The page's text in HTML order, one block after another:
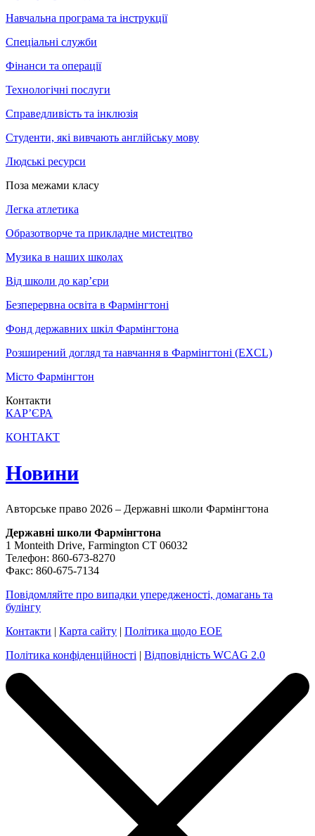
Навчальна програма та інструкції
Спеціальні служби
Фінанси та операції
Технологічні послуги
Справедливість та інклюзія
Студенти, які вивчають англійську мову
Людські ресурси
Поза межами класу
Легка атлетика
Образотворче та прикладне мистецтво
Музика в наших школах
Від школи до кар’єри
Безперервна освіта в Фармінгтоні
Фонд державних шкіл Фармінгтона
Розширений догляд та навчання в Фармінгтоні (EXCL)
Місто Фармінгтон
Контакти
КАР’ЄРА
КОНТАКТ
Новини
Авторське право 2026 – Державні школи Фармінгтона
Державні школи Фармінгтона
1 Monteith Drive, Farmington CT 06032
Телефон: 860-673-8270
Факс: 860-675-7134
Повідомляйте про випадки упередженості, домагань та
булінгу
Контакти | Карта сайту | Політика щодо EOE
Політика конфіденційності | Відповідність WCAG 2.0